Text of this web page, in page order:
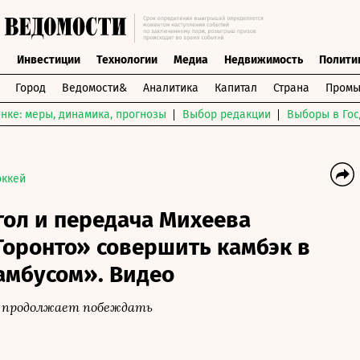
Инвестиции Технологии Медиа Недвижимость
Город Ведомости& Аналитика Капитал Страна
меры, динамика, прогнозы
Выбор редакции Выборы в
и передача Михеева
совершить камбэк в
Видео
продолжает побеждать